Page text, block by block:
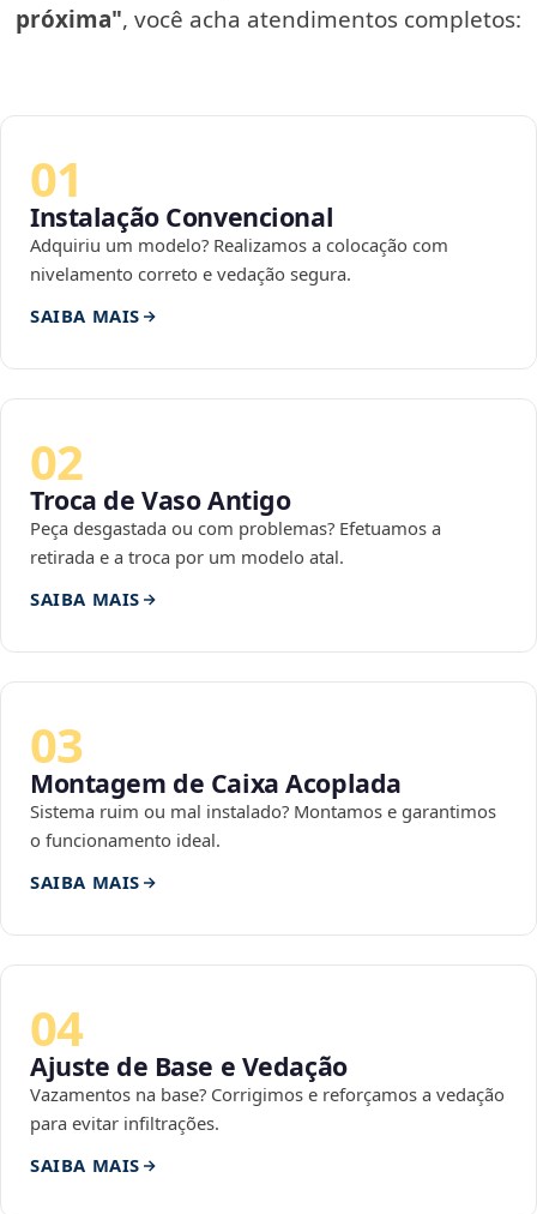
próxima", você acha atendimentos completos:
01
Instalação Convencional
Adquiriu um modelo? Realizamos a colocação com
nivelamento correto e vedação segura.
SAIBA MAIS
02
Troca de Vaso Antigo
Peça desgastada ou com problemas? Efetuamos a
retirada e a troca por um modelo atal.
SAIBA MAIS
03
Montagem de Caixa Acoplada
Sistema ruim ou mal instalado? Montamos e garantimos
o funcionamento ideal.
SAIBA MAIS
04
Ajuste de Base e Vedação
Vazamentos na base? Corrigimos e reforçamos a vedação
para evitar infiltrações.
SAIBA MAIS